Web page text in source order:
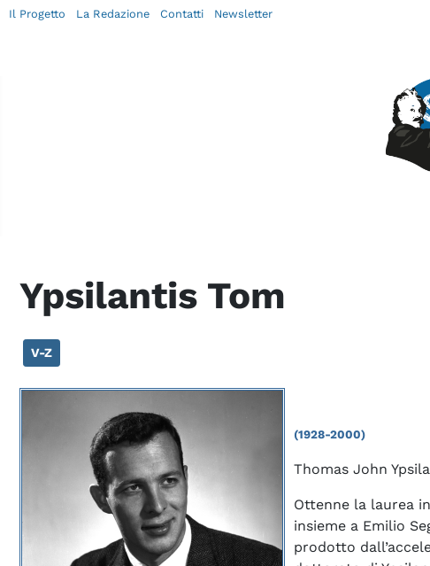
Il Progetto La Redazione Contatti Newsletter
Ypsilantis Tom
V-Z
(1928-2000)
Thomas John
Ottenne la laurea
insieme a Emilio
prodotto